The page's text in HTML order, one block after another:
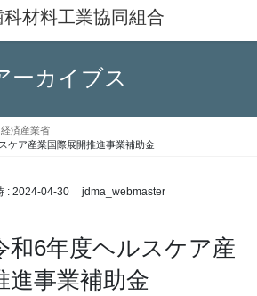
科材料工業協同組合
ーカイブス
経済産業省
ケア産業国際展開推進事業補助金
: 2024-04-30 jdma_webmaster
和6年度ヘルスケア産
進事業補助金